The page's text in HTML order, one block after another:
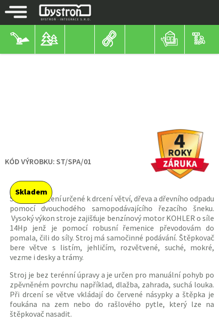
KÓD VÝROBKU: ST/SPA/01
Skladem
Strojní zařízení určené k drcení větví, dřeva a dřevního odpadu
pomocí dvouchodého samopodávajícího řezacího šneku.
Vysoký výkon stroje zajišťuje benzínový motorKOHLER o síle
14Hp jenž je pomocí robusní řemenice převodovám do
pomala, čili do síly. Stroj má samočinné podávání. Štěpkovač
bere větve s listím, jehličím, rozvětvené, suché, mokré,
vezme i desky a trámy.
Stroj je bez terénní úpravy a je určen pro manuální pohyb po
zpěvněném povrchu například, dlažba, zahrada, suchá louka.
Při drcení se větve vkládají do červené násypky a štěpka je
foukána na zem nebo do rašlového pytle, který lze na
štěpkovač nasadit.